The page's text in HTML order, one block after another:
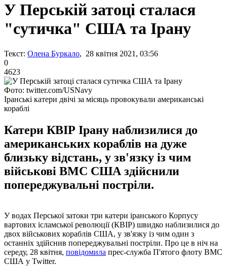
У Перській затоці сталася
"сутичка" США та Ірану
Текст: Олена Буркало, 28 квітня 2021, 03:56
0
4623
Фото: twitter.com/USNavy
Іранські катери двічі за місяць провокували американські
кораблі
Катери КВІР Ірану наблизилися до
американських кораблів на дуже
близьку відстань, у зв'язку із чим
військові ВМС США здійснили
попереджувальні постріли.
У водах Перської затоки три катери іранського Корпусу
вартових ісламської революції (КВІР) швидко наблизилися до
двох військових кораблів США, у зв'язку із чим один з
останніх здійснив попереджувальні постріли. Про це в ніч на
середу, 28 квітня, повідомила прес-служба П'ятого флоту ВМС
США у Twitter.